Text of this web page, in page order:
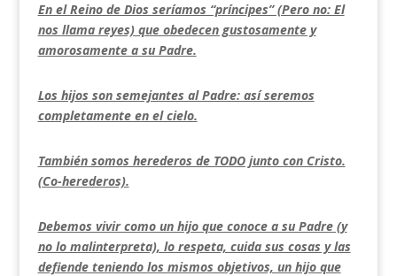
En el Reino de Dios seríamos “príncipes” (Pero no: El
nos llama reyes) que obedecen gustosamente y
amorosamente a su Padre.
Los hijos son semejantes al Padre: así seremos
completamente en el cielo.
También somos herederos de TODO junto con Cristo.
(Co-herederos).
Debemos vivir como un hijo que conoce a su Padre (y
no lo malinterpreta), lo respeta, cuida sus cosas y las
defiende teniendo los mismos objetivos, un hijo que